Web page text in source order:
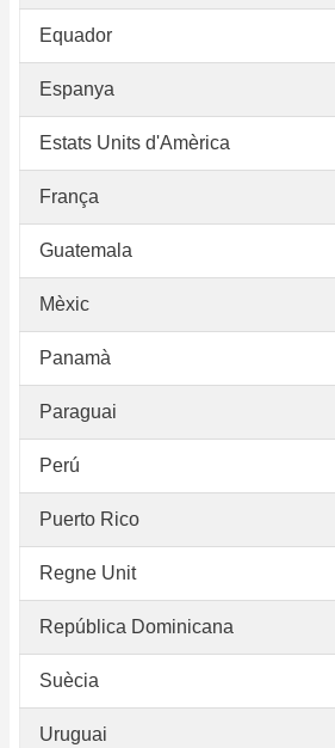
Equador
Espanya
Estats Units d'Amèrica
França
Guatemala
Mèxic
Panamà
Paraguai
Perú
Puerto Rico
Regne Unit
República Dominicana
Suècia
Uruguai